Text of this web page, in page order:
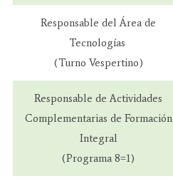
Responsable del Área de
Tecnologías
(Turno Vespertino)
Responsable de Actividades
Complementarias de Formación
Integral
(Programa 8=1)